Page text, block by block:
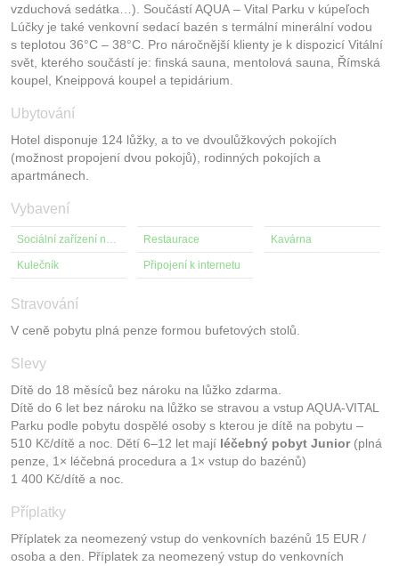
vzduchová sedátka…). Součástí AQUA – Vital Parku v kúpeľoch
Lúčky je také venkovní sedací bazén s termální minerální vodou
s teplotou 36°C – 38°C. Pro náročnější klienty je k dispozicí Vitální
svět, kterého součástí je: finská sauna, mentolová sauna, Římská
koupel, Kneippová koupel a tepidárium.
Ubytování
Hotel disponuje 124 lůžky, a to ve dvoulůžkových pokojích
(možnost propojení dvou pokojů), rodinných pokojích a
apartmánech.
Vybavení
Sociální zařízení na pokoji Restaurace Kavárna
Kulečník Připojení k internetu
Stravování
V ceně pobytu plná penze formou bufetových stolů.
Slevy
Dítě do 18 měsíců bez nároku na lůžko zdarma.
Dítě do 6 let bez nároku na lůžko se stravou a vstup AQUA-VITAL
Parku podle pobytu dospělé osoby s kterou je dítě na pobytu –
510 Kč/dítě a noc. Dětí 6–12 let mají léčebný pobyt Junior(plná
penze, 1× léčebná procedura a 1× vstup do bazénů)
1 400 Kč/dítě a noc.
Příplatky
Příplatek za neomezený vstup do venkovních bazénů 15 EUR /
osoba a den. Příplatek za neomezený vstup do venkovních